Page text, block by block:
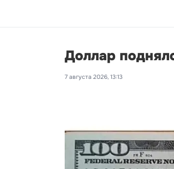
Доллар
7 августа 2026, 13:13